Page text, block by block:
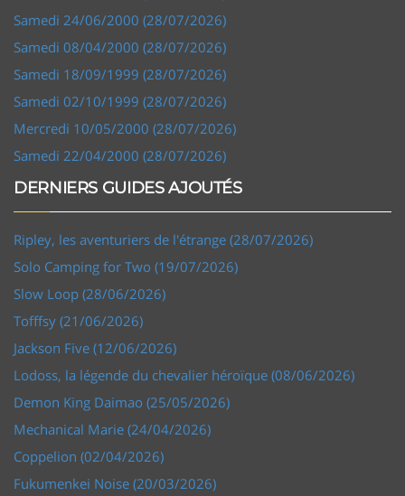
Samedi 24/06/2000 (28/07/2026)
Samedi 08/04/2000 (28/07/2026)
Samedi 18/09/1999 (28/07/2026)
Samedi 02/10/1999 (28/07/2026)
Mercredi 10/05/2000 (28/07/2026)
Samedi 22/04/2000 (28/07/2026)
DERNIERS GUIDES AJOUTÉS
Ripley, les aventuriers de l'étrange (28/07/2026)
Solo Camping for Two (19/07/2026)
Slow Loop (28/06/2026)
Tofffsy (21/06/2026)
Jackson Five (12/06/2026)
Lodoss, la légende du chevalier héroïque (08/06/2026)
Demon King Daimao (25/05/2026)
Mechanical Marie (24/04/2026)
Coppelion (02/04/2026)
Fukumenkei Noise (20/03/2026)